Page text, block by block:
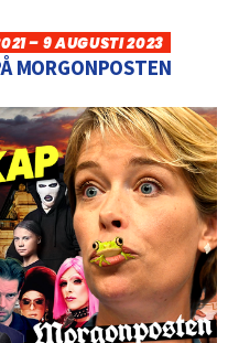
– 9 AUGUSTI 2023
MORGONPOSTEN